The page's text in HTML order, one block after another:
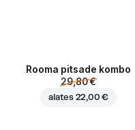
Rooma pitsade kombo
29,80 €
alates 22,00 €